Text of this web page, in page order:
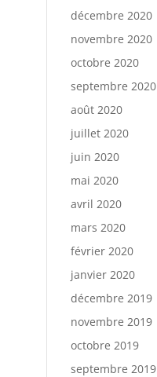
décembre 2020
novembre 2020
octobre 2020
septembre 2020
août 2020
juillet 2020
juin 2020
mai 2020
avril 2020
mars 2020
février 2020
janvier 2020
décembre 2019
novembre 2019
octobre 2019
septembre 2019